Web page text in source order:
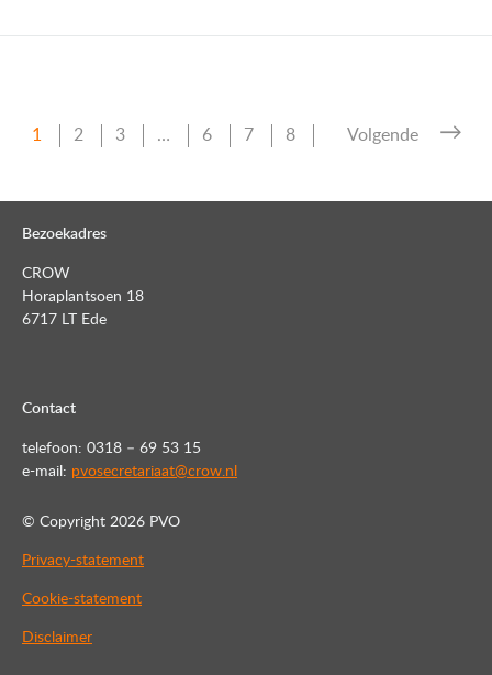
Berichten
Pagina
1 Pagina
2 Pagina
3 … Pagina
6 Pagina
7 Pagina
8 Volgende
Bezoekadres
CROW
Horaplantsoen 18
6717 LT Ede
Contact
telefoon: 0318 – 69 53 15
e-mail: pvosecretariaat@crow.nl
© Copyright 2026 PVO
Privacy-statement
Cookie-statement
Disclaimer